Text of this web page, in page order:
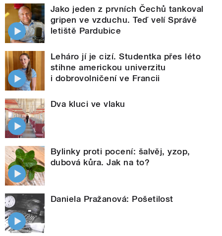
Jako jeden z prvních Čechů tankoval
gripen ve vzduchu. Teď velí Správě
letiště Pardubice
Leháro jí je cizí. Studentka přes léto
stihne americkou univerzitu
i dobrovolničení ve Francii
Dva kluci ve vlaku
Bylinky proti pocení: šalvěj, yzop,
dubová kůra. Jak na to?
Daniela Pražanová: Pošetilost